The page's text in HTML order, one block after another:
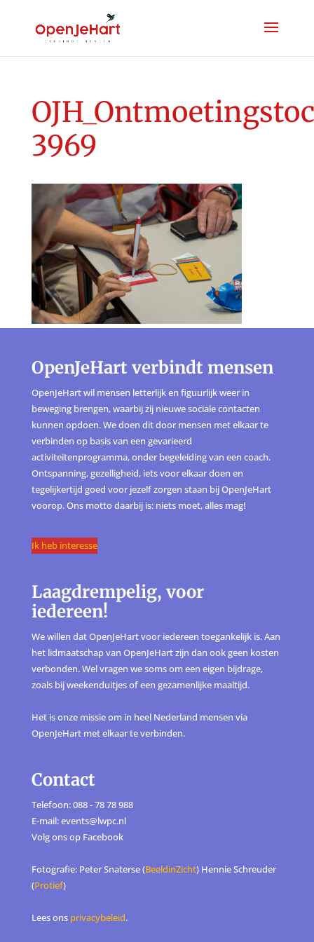
3969
OpenJeHart verbindt mensen
OpenJeHart wil mensen letterlijk en figuurlijk weer in
beweging brengen, waarbij zij nieuwe sociale contacten
kunnen opdoen. We doen dit door mensen met elkaar te
verbinden op basis van een gevarieerd
activiteitenprogramma, onder begeleiding van een coach.
Ontspanning, gezelligheid, iets voor elkaar doen en
tegelijkertijd goed voor jezelf zorgen staan bij OpenJeHart
voorop. Ons motto daarbij is: niets moet, alles mag!
Ik heb interesse
Laagdrempelig, voor
iedereen!
We willen dat OpenJeHart voor iedereen toegankelijk is. Aan
het lidmaatschap van OpenJeHart zijn dan ook geen kosten
verbonden. Wel vragen we soms om een eigen bijdrage,
zoals bij weekenduitjes of een gezamenlijke maaltijd.
Het is onze missie om in heel Nederland mensen via
OpenJeHart met elkaar te verbinden.
Contact
Telefoon: 088 - 78 78 988
E-mail: events@lwpc.nl
Volg ons op Facebook
Fotografie: Peter Snaterse (BeeldinZicht) Hennie Schreuder
(Protief)
Lees ons privacybeleid.